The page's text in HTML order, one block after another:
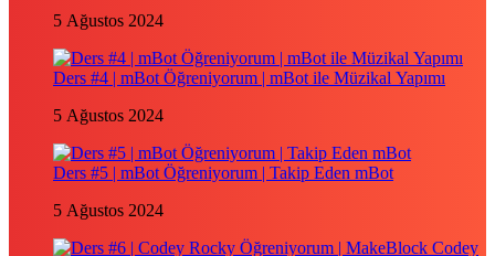
5 Ağustos 2024
Ders #4 | mBot Öğreniyorum | mBot ile Müzikal Yapımı
5 Ağustos 2024
Ders #5 | mBot Öğreniyorum | Takip Eden mBot
5 Ağustos 2024